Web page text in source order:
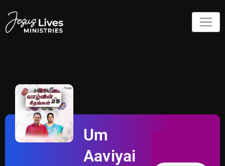
Um
Aaviyai